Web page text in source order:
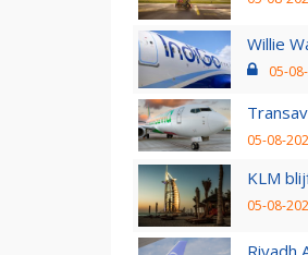
Willie
05-
05-08-
KLM
05-08-
Riyadh